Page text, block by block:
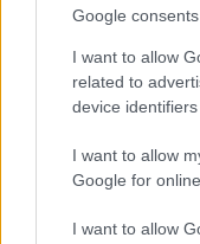
Google consents
I want to allow
related to
device identifiers
I want to allow
Google for
I want to allow
Leeds Unitedvs
AC Milanvs